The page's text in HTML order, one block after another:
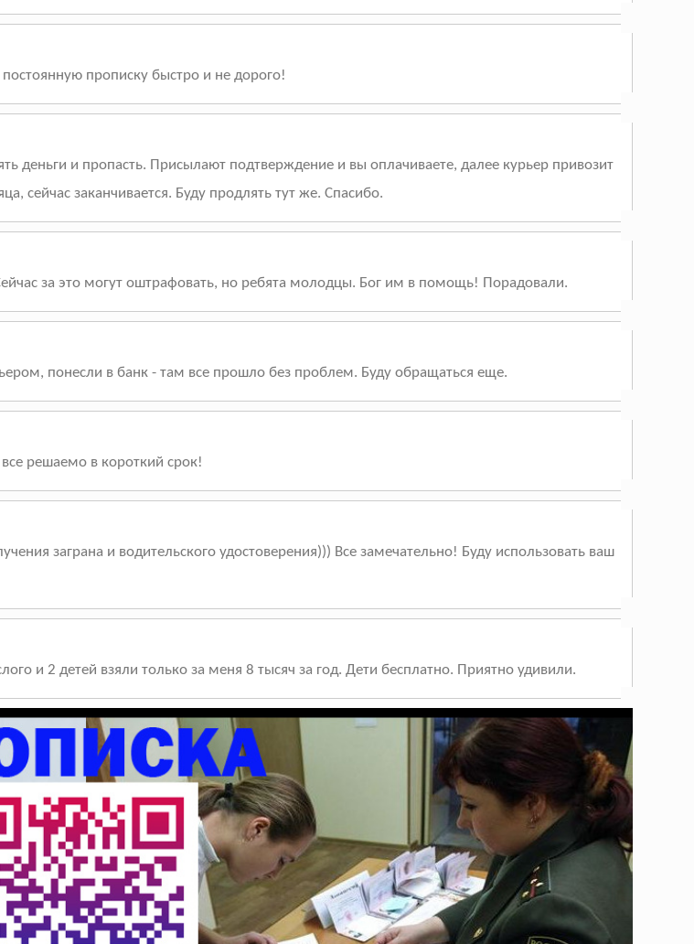
прописку быстро и не дорого!
деньги и пропасть. Присылают подтверждение и вы оплачиваете, далее курьер привозит
сейчас заканчивается. Буду продлять тут же. Спасибо.
за это могут оштрафовать, но ребята молодцы. Бог им в помощь! Порадовали.
понесли в банк - там все прошло без проблем. Буду обращаться еще.
решаемо в короткий срок!
заграна и водительского удостоверения))) Все замечательно! Буду использовать ваш
и 2 детей взяли только за меня 8 тысяч за год. Дети бесплатно. Приятно удивили.